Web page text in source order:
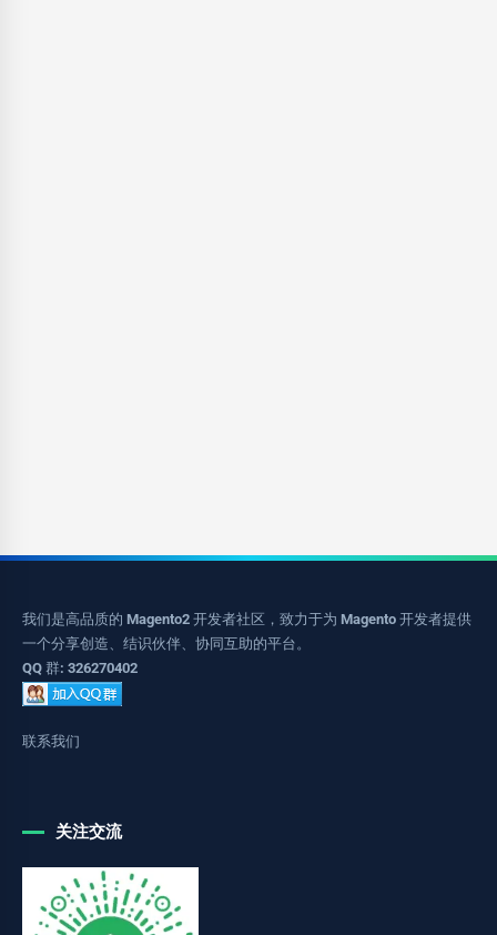
我们是高品质的 Magento2 开发者社区，致力于为 Magento 开发者提供
一个分享创造、结识伙伴、协同互助的平台。
QQ 群: 326270402
联系我们
关注交流